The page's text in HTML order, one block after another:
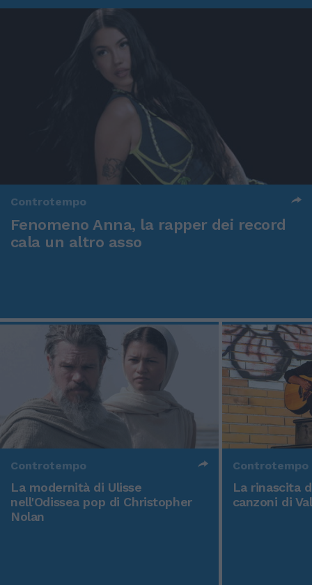
Controtempo
Fenomeno Anna, la rapper dei record
cala un altro asso
Controtempo
La modernità di Ulisse
nell'Odissea pop di Christopher
Nolan
Controtempo
La rinascita
canzoni di